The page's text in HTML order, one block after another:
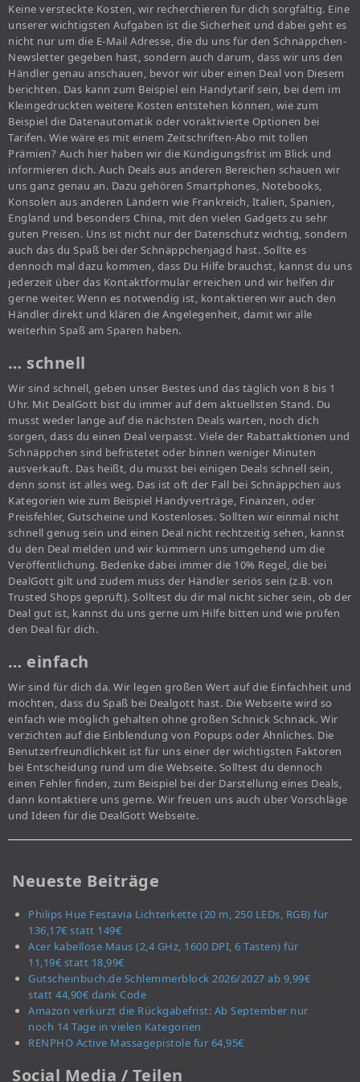
Keine versteckte Kosten, wir recherchieren für dich sorgfältig. Eine
unserer wichtigsten Aufgaben ist die Sicherheit und dabei geht es
nicht nur um die E-Mail Adresse, die du uns für den Schnäppchen-
Newsletter gegeben hast, sondern auch darum, dass wir uns den
Händler genau anschauen, bevor wir über einen Deal von Diesem
berichten. Das kann zum Beispiel ein Handytarif sein, bei dem im
Kleingedruckten weitere Kosten entstehen können, wie zum
Beispiel die Datenautomatik oder voraktivierte Optionen bei
Tarifen. Wie wäre es mit einem Zeitschriften-Abo mit tollen
Prämien? Auch hier haben wir die Kündigungsfrist im Blick und
informieren dich. Auch Deals aus anderen Bereichen schauen wir
uns ganz genau an. Dazu gehören Smartphones, Notebooks,
Konsolen aus anderen Ländern wie Frankreich, Italien, Spanien,
England und besonders China, mit den vielen Gadgets zu sehr
guten Preisen. Uns ist nicht nur der Datenschutz wichtig, sondern
auch das du Spaß bei der Schnäppchenjagd hast. Sollte es
dennoch mal dazu kommen, dass Du Hilfe brauchst, kannst du uns
jederzeit über das Kontaktformular erreichen und wir helfen dir
gerne weiter. Wenn es notwendig ist, kontaktieren wir auch den
Händler direkt und klären die Angelegenheit, damit wir alle
weiterhin Spaß am Sparen haben.
… schnell
Wir sind schnell, geben unser Bestes und das täglich von 8 bis 1
Uhr. Mit DealGott bist du immer auf dem aktuellsten Stand. Du
musst weder lange auf die nächsten Deals warten, noch dich
sorgen, dass du einen Deal verpasst. Viele der Rabattaktionen und
Schnäppchen sind befristetet oder binnen weniger Minuten
ausverkauft. Das heißt, du musst bei einigen Deals schnell sein,
denn sonst ist alles weg. Das ist oft der Fall bei Schnäppchen aus
Kategorien wie zum Beispiel Handyverträge, Finanzen, oder
Preisfehler, Gutscheine und Kostenloses. Sollten wir einmal nicht
schnell genug sein und einen Deal nicht rechtzeitig sehen, kannst
du den Deal melden und wir kümmern uns umgehend um die
Veröffentlichung. Bedenke dabei immer die 10% Regel, die bei
DealGott gilt und zudem muss der Händler seriös sein (z.B. von
Trusted Shops geprüft). Solltest du dir mal nicht sicher sein, ob der
Deal gut ist, kannst du uns gerne um Hilfe bitten und wie prüfen
den Deal für dich.
… einfach
Wir sind für dich da. Wir legen großen Wert auf die Einfachheit und
möchten, dass du Spaß bei Dealgott hast. Die Webseite wird so
einfach wie möglich gehalten ohne großen Schnick Schnack. Wir
verzichten auf die Einblendung von Popups oder Ähnliches. Die
Benutzerfreundlichkeit ist für uns einer der wichtigsten Faktoren
bei Entscheidung rund um die Webseite. Solltest du dennoch
einen Fehler finden, zum Beispiel bei der Darstellung eines Deals,
dann kontaktiere uns gerne. Wir freuen uns auch über Vorschläge
und Ideen für die DealGott Webseite.
Neueste Beiträge
Philips Hue Festavia Lichterkette (20 m, 250 LEDs, RGB) für
136,17€ statt 149€
Acer kabellose Maus (2,4 GHz, 1600 DPI, 6 Tasten) für
11,19€ statt 18,99€
Gutscheinbuch.de Schlemmerblock 2026/2027 ab 9,99€
statt 44,90€ dank Code
Amazon verkürzt die Rückgabefrist: Ab September nur
noch 14 Tage in vielen Kategorien
RENPHO Active Massagepistole für 64,95€
Social Media / Teilen